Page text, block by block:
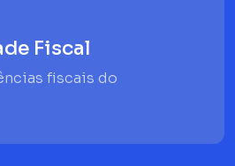
Fiscal
fiscais do